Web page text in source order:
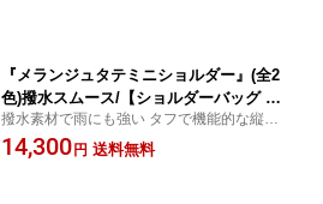
『メランジュタテミニショルダー』(全2
色)撥水スムース/【ショルダーバッグ ミ
ニ 縦 ナイロン 撥水 軽量 コンパクト 小
さめ メンズ レディース 】【AGILITY af
撥水素材で雨にも強い タフで機能的な縦型
ミニショルダーバッグ
14,300 円 送料無料